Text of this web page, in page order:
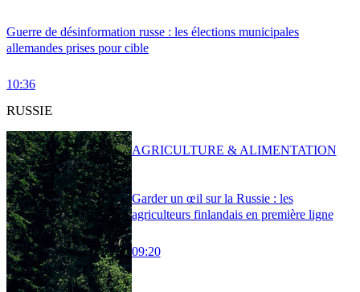
Guerre de désinformation russe : les élections municipales
allemandes prises pour cible
10:36
RUSSIE
Garder un œil sur la Russie : les
agriculteurs finlandais en première ligne
09:20
AGRICULTURE & ALIMENTATION